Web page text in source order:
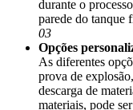
durante o
parede do tanque
03
Opções
As diferentes
prova de
descarga de
materiais, pode